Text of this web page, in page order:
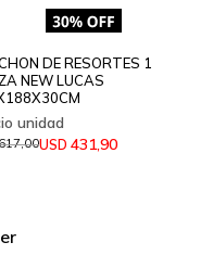
DE RESORTES 1
NEW LUCAS
USD 431,90